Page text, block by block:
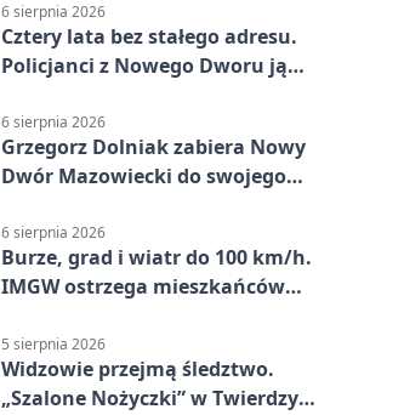
6 sierpnia 2026
Cztery lata bez stałego adresu.
Policjanci z Nowego Dworu ją
6 sierpnia 2026
Grzegorz Dolniak zabiera Nowy
Dwór Mazowiecki do swojego
6 sierpnia 2026
Burze, grad i wiatr do 100 km/h.
IMGW ostrzega mieszkańców
5 sierpnia 2026
Widzowie przejmą śledztwo.
„Szalone Nożyczki” w Twierdzy